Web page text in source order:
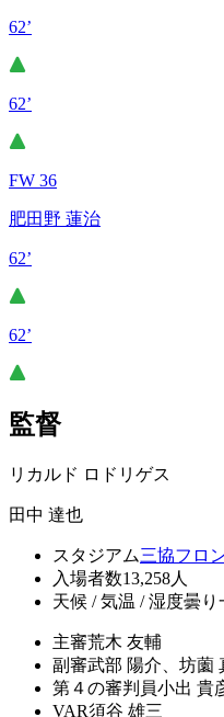
62’
62’
FW 36
肥田野 蓮治
62’
62’
監督
リカルド ロドリゲス
田中 達也
スタジアム三協フロ
入場者数13,258人
天候 / 気温 / 湿度曇り
主審荒木 友輔
副審武部 陽介、坊薗
第４の審判員小出 貴
VAR須谷 雄三